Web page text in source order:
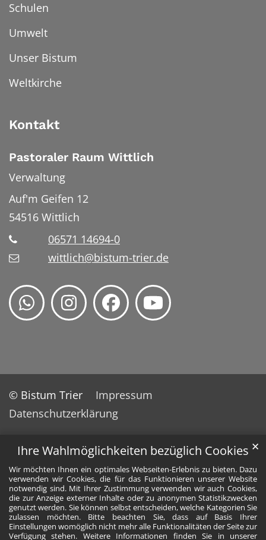
Ihre Wahlmöglichkeiten bezüglich Cookies
Wir möchten Ihnen ein optimales Webseiten-Erlebnis zu bieten. Dazu
verwenden wir Cookies, die für das Funktionieren unserer Website
notwendig sind. Mit Ihrer Zustimmung verwenden wir auch Cookies,
die zur Anzeige externer Inhalte oder zu anonymen Statistikzwecken
genutzt werden. Sie können selbst entscheiden, welche Kategorien Sie
zulassen möchten. Bitte beachten Sie, dass auf Basis Ihrer
Einstellungen womöglich nicht mehr alle Funktionalitäten der Seite zur
Verfügung stehen. Weitere Informationen finden Sie in unserer
✕
Schulen
Umwelt
Unser Bistum
Weltkirche
Kontakt
Pastoraler Raum Wittlich
Verwaltung
Auf'm Geifen 12
54516 Wittlich
06571 14694-0
wittlich@bistum-trier.de
© Bistum Trier
Impressum
Datenschutzerklärung